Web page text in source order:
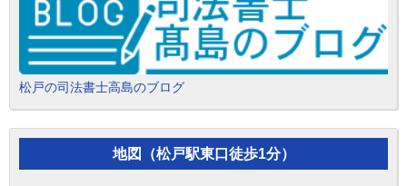
松戸の司法書士高島のブログ
地図（松戸駅東口徒歩1分）